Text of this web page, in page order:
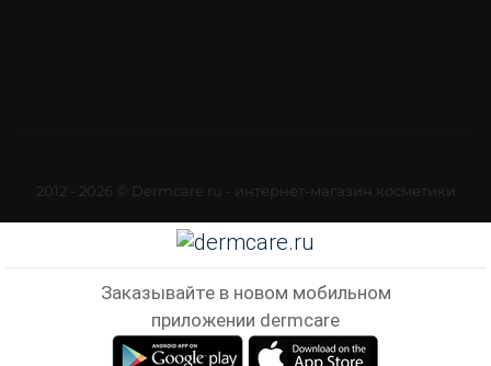
2012 - 2026 © Dermcare.ru - интернет-магазин косметики
Заказывайте в новом мобильном
приложении dermcare